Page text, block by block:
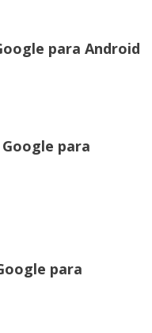
para Android
para
para